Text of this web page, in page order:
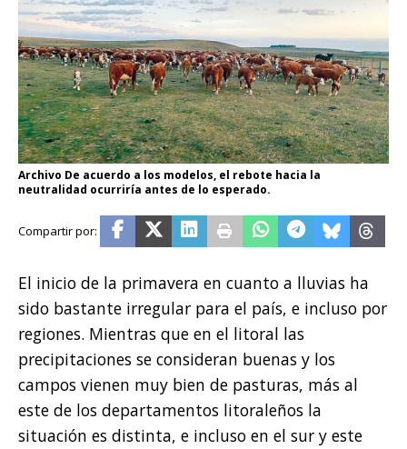
Archivo De acuerdo a los modelos, el rebote hacia la
neutralidad ocurriría antes de lo esperado.
El inicio de la primavera en cuanto a lluvias ha
sido bastante irregular para el país, e incluso por
regiones. Mientras que en el litoral las
precipitaciones se consideran buenas y los
campos vienen muy bien de pasturas, más al
este de los departamentos litoraleños la
situación es distinta, e incluso en el sur y este